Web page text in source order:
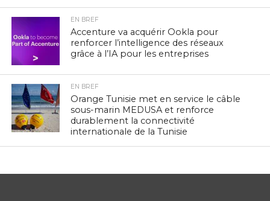
EN BREF
Accenture va acquérir Ookla pour
renforcer l’intelligence des réseaux
grâce à l’IA pour les entreprises
EN BREF
Orange Tunisie met en service le câble
sous-marin MEDUSA et renforce
durablement la connectivité
internationale de la Tunisie